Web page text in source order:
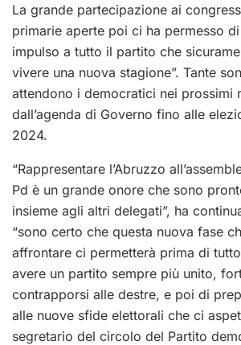
La grande partecipazione ai
primarie aperte poi ci ha permesso
impulso a tutto il partito che
vivere una nuova stagione”. Tante
attendono i democratici nei prossimi
dall’agenda di Governo fino alle
2024.
“Rappresentare l’Abruzzo
Pd è un grande onore che sono
insieme agli altri delegati”, ha
“sono certo che questa nuova fase
affrontare ci permetterà prima di
avere un partito sempre più unito,
contrapporsi alle destre, e poi di
alle nuove sfide elettorali che ci
segretario del circolo del Partito